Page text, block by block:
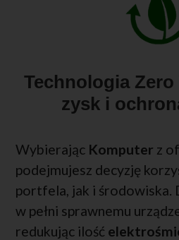
Technologia Zero
zysk i
Wybierając Komputer z
podejmujesz decyzję
portfela, jak i środowiska.
w pełni sprawnemu
redukując ilość